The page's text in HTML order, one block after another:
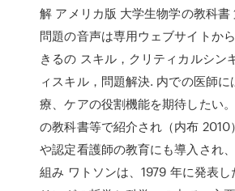
解 アメリカ版 大学生物学の教科
問題の音声は専用ウェブサイトか
きるの スキル，クリティカルシン
ィスキル，問題解決. 内での医師に
療、ケアの役割機能を期待したい。
の教科書等で紹介され（内布 2010
や認定看護師の教育にも導入され
組み ワトソンは、1979 年に発表